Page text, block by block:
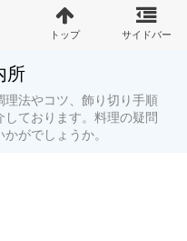
所
理法やコツ、飾り切り手順
ております。料理の疑問
がでしょうか。